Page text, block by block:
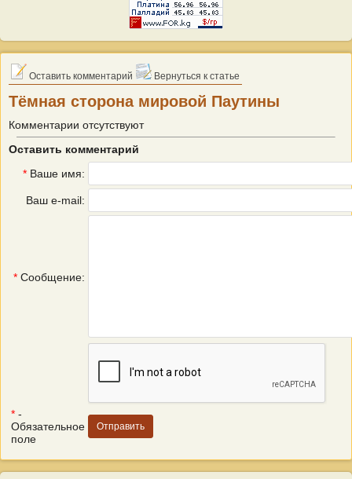
Оставить комментарий Вернуться к статье
Тёмная сторона мировой Паутины
Комментарии отсутствуют
Оставить комментарий
* Ваше имя:
Ваш e-mail:
* Сообщение:
* -
Обязательное
поле